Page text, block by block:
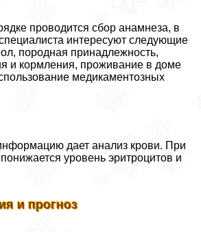
проводится сбор анамнеза, в
интересуют следующие
породная принадлежность,
и кормления, проживание в доме
медикаментозных
дает анализ крови. При
уровень эритроцитов и
и прогноз